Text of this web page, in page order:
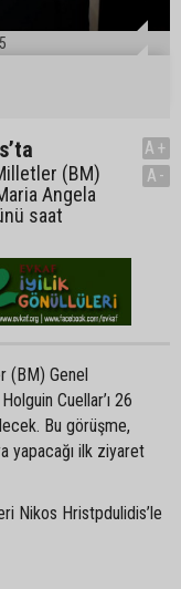
(BM)
Angela
saat
A+
A-
(BM) Genel
Cuellar’ı 26
Bu görüşme,
yapacağı ilk ziyaret
Nikos Hristpdulidis’le